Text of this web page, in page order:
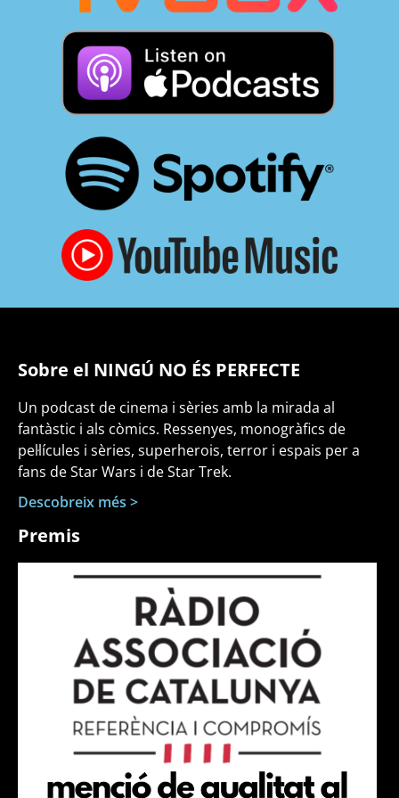
Sobre el NINGÚ NO ÉS PERFECTE
Un podcast de cinema i sèries amb la mirada al
fantàstic i als còmics. Ressenyes, monogràfics de
pel·lícules i sèries, superherois, terror i espais per a
fans de Star Wars i de Star Trek.
Descobreix més >
Premis